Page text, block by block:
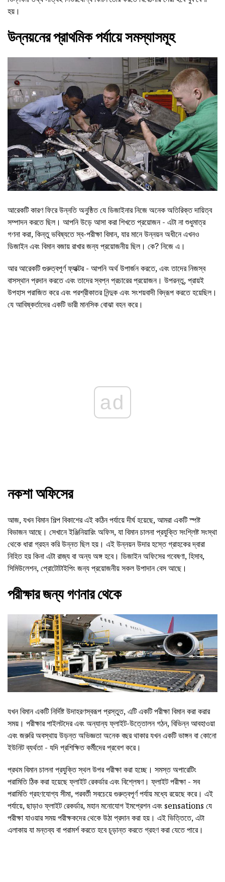
হয়।
উন্নয়নের প্রাথমিক পর্যায়ে সমস্যাসমূহ
আরেকটি কারণ ফিরে উন্নতি অনুষ্ঠিত যে ডিজাইনার নিজে অনেক অতিরিক্ত দায়িত্ব
সম্পাদন করতে ছিল। আপনি উড়ে আসা করা শিখতে প্রয়োজন - এটা না শুধুমাত্র
গণনা করা, কিন্তু ভবিষ্যতে স্ব-পরীক্ষা বিমান, যার মানে উন্নয়ন অধীনে এখনও
ডিজাইন এবং বিমান বজায় রাখার জন্য প্রয়োজনীয় ছিল। কে? নিজে এ।
আর আরেকটি গুরুত্বপূর্ণ ফ্যাক্টর - আপনি অর্থ উপার্জন করতে, এবং তাদের নিজস্ব
বাসস্থান প্রদান করতে এবং তাদের স্বপ্ন প্রচারের প্রয়োজন। উপরন্তু, প্রায়ই
উপহাস পরাজিত করে এবং পরশ্রীকাতর নিন্দুক এবং সংশয়বাদী বিদ্রূপ করতে হয়েছিল।
যে আবিষ্কর্তাদের একটি ভারী মানসিক বোঝা বহন করে।
ad
নকশা অফিসের
আজ, যখন বিমান শিল্প বিকাশের এই কঠিন পর্যায়ে দীর্ঘ হয়েছে, আমরা একটি স্পষ্ট
বিভাজন আছে। সেখানে ইঞ্জিনিয়ারিং অফিস, যা বিমান চালনা প্রযুক্তি সংশ্লিষ্ট সংস্থা
থেকে ধারা গ্রহন করি উন্নত ছিল হয়। এই উন্নয়ন উদার হস্তে গ্রাহকের দ্বারা
নিহিত হয় কিনা এটা রাজ্য বা অন্য অঙ্গ হবে। ডিজাইন অফিসের গবেষণা, হিসাব,
সিমিউলেশন, প্রোটোটাইপিং জন্য প্রয়োজনীয় সকল উপাদান বেস আছে।
পরীক্ষার জন্য গণনার থেকে
যখন বিমান একটি নির্দিষ্ট উদাহরণস্বরূপ প্রস্তুত, এটি একটি পরীক্ষা বিমান করা করার
সময়। পরীক্ষার পাইলটদের এবং অন্যান্য ফ্লাইট-উত্তোলন গঠন, বিভিন্ন আবহাওয়া
এবং জরুরি অবস্থায় উড়ন্ত অভিজ্ঞতা অনেক বছর থাকার যখন একটি ভাঙ্গন বা কোনো
ইউনিট ব্যর্থতা - যদি প্রশিক্ষিত কর্মীদের প্রবেশ করে।
প্রথম বিমান চালনা প্রযুক্তি স্থল উপর পরীক্ষা করা হচ্ছে। সমস্ত অপারেটিং
পরামিতি ঠিক করা হয়েছে ফ্লাইট রেকর্ডার এবং বিশ্লেষণ। ফ্লাইট পরীক্ষা - সব
পরামিতি গ্রহণযোগ্য সীমা, পরবর্তী সবচেয়ে গুরুত্বপূর্ণ পর্যায় মধ্যে রয়েছে করে। এই
পর্যায়ে, ছাড়াও ফ্লাইট রেকর্ডার, মহান মনোযোগ ইমপ্রেশন এবং sensations যে
পরীক্ষা যাওয়ার সময় পরীক্ষকদের থেকে উঠা প্রদান করা হয়। এই ভিত্তিতে, এটা
এলাকায় যা মন্তব্য বা পরামর্শ করতে হবে চূড়ান্ত করতে গ্রহণ করা যেতে পারে।